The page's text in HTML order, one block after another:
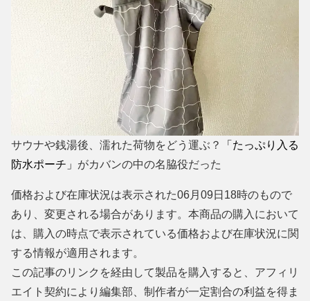
サウナや銭湯後、濡れた荷物をどう運ぶ？
「たっぷり入る
防水ポーチ」 がカバンの中の名脇役だった
価格および在庫状況は表示された06月09日18時のもので
あり、変更される場合があります。本商品の購入において
は、購入の時点で表示されている価格および在庫状況に関
する情報が適用されます。
この記事のリンクを経由して製品を購入すると、アフィリ
エイト契約により編集部、制作者が一定割合の利益を得ま